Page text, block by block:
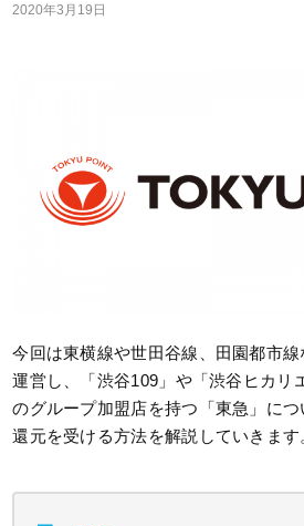
2020年3月19日
今回は東横線や世田谷線、田園都市
運営し、「渋谷109」や「渋谷ヒカリ
のグループ加盟店を持つ「東急」に
還元を受ける方法を解説していきます